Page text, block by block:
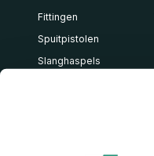
Fittingen
Spuitpistolen
Slanghaspels